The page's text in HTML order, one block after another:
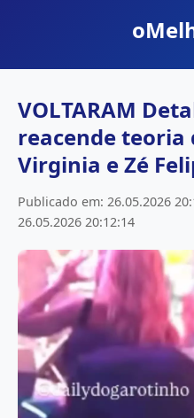
VOLTARAM
reacende
Virginia e Zé
Publicado em: 26.05.2026
26.05.2026 20:12:14